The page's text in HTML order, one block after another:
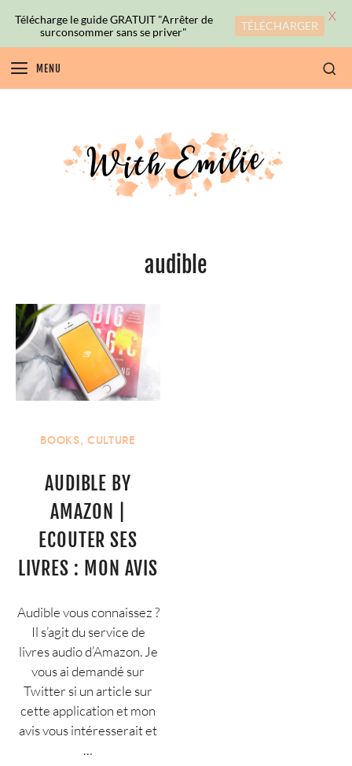
MENU
audible
BOOKS, CULTURE
AUDIBLE BY
AMAZON |
ECOUTER SES
LIVRES : MON AVIS
Audible vous connaissez ?
Il s’agit du service de
livres audio d’Amazon. Je
vous ai demandé sur
Twitter si un article sur
cette application et mon
avis vous intéresserait et
…
Télécharge le guide GRATUIT "Arrêter de
surconsommer sans se priver"
TÉLÉCHARGER
X